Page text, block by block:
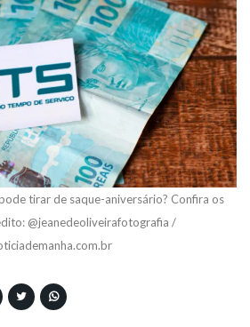
tirar de saque-aniversário? Confira os
@jeanedeoliveirafotografia /